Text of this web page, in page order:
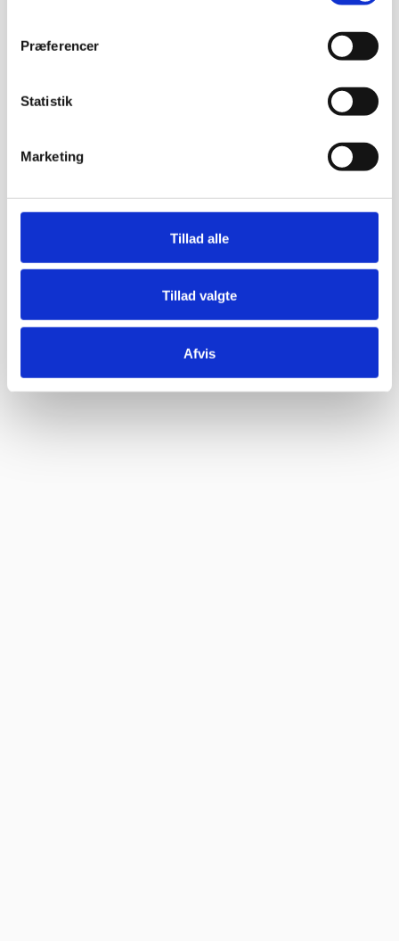
Præferencer
Statistik
Marketing
Tillad alle
Tillad valgte
Afvis